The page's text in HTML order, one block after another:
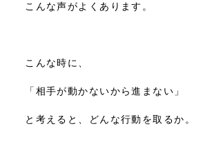
こんな声がよくあります。
こんな時に、
「相手が動かないから進まない」
と考えると、どんな行動を取るか。